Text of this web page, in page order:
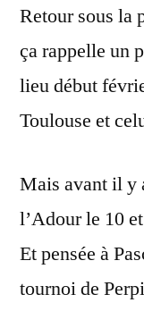
Retour sous la
ça rappelle un
lieu début
Toulouse et
Mais avant il y
l’Adour le 10
Et pensée à
tournoi de